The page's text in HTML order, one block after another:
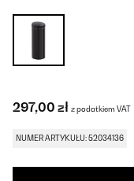
297,00 zł z podatkiem VAT
NUMER ARTYKUŁU: 52034136